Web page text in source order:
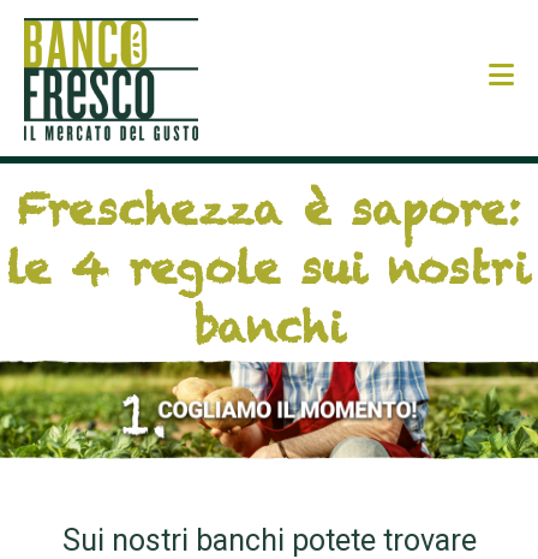
Freschezza è sapore:
le 4 regole sui nostri
banchi
Sui nostri banchi potete trovare